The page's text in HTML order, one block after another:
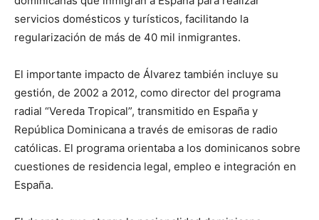
servicios domésticos y turísticos, facilitando la
regularización de más de 40 mil inmigrantes.
El importante impacto de Álvarez también incluye su
gestión, de 2002 a 2012, como director del programa
radial “Vereda Tropical”, transmitido en España y
República Dominicana a través de emisoras de radio
católicas. El programa orientaba a los dominicanos sobre
cuestiones de residencia legal, empleo e integración en
España.